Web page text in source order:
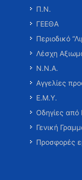
Π.Ν.
ΓΕΕΘΑ
Περιοδικό
Λέσχη
Ν.Ν.Α.
Αγγελίες
Ε.Μ.Υ.
Οδηγίες από
Γενική
Προσφορές